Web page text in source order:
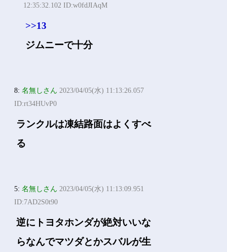
12:35:32.102 ID:w0fdJIAqM
>>13
ジムニーで十分
8:名無しさん 2023/04/05(水) 11:13:26.057
ID:rt34HUvP0
ランクルは凍結路面はよくすべ
る
5:名無しさん 2023/04/05(水) 11:13:09.951
ID:7AD2S0t90
逆にトヨタホンダが絶対いいな
らなんでマツダとかスバルが生